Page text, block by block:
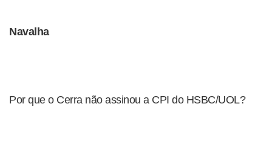
Navalha
Por que o Cerra não assinou a CPI do HSBC/UOL?